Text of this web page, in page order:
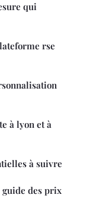
qui
rse
à lyon et à
à suivre
guide des prix